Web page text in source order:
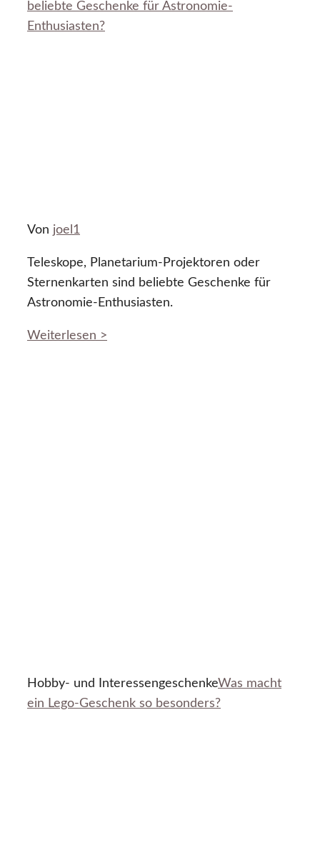
beliebte Geschenke für Astronomie-
Enthusiasten?
Von joel1
Teleskope, Planetarium-Projektoren oder
Sternenkarten sind beliebte Geschenke für
Astronomie-Enthusiasten.
Weiterlesen >
Hobby- und InteressengeschenkeWas macht
ein Lego-Geschenk so besonders?